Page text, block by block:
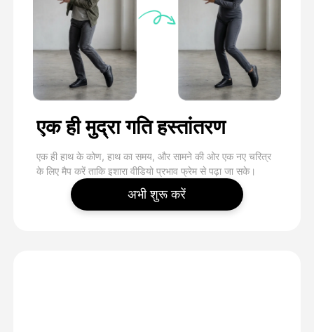
एक ही मुद्रा गति हस्तांतरण
एक ही हाथ के कोण, हाथ का समय, और सामने की ओर एक नए चरित्र
के लिए मैप करें ताकि इशारा वीडियो प्रभाव फ्रेम से पढ़ा जा सके।
अभी शुरू करें